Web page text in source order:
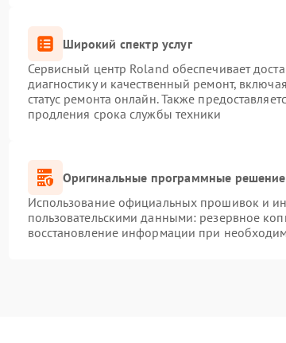
Широкий спектр услуг
Сервисный центр Roland обеспечивает
диагностику и качественный ремонт,
статус ремонта онлайн. Также
продления срока службы техники
Оригинальные программные
Использование официальных прошивок и
пользовательскими данными: резервное
восстановление информации при